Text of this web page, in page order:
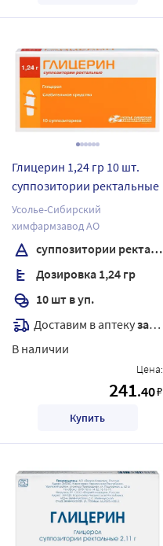
Глицерин 1,24 гр 10 шт.
суппозитории ректальные
Усолье-Сибирский
химфармзавод АО
суппозитории ректальные
Дозировка 1,24 гр
10 шт в уп.
Доставим в аптекузавтра
В наличии
Цена:
241.40₽
Купить